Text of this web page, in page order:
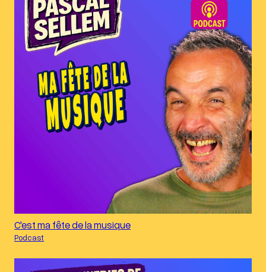
C'est ma fête de la musique
Podcast